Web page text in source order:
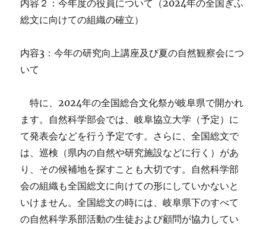
内容２：今年度の役員について（2024年の全国ぎふ
総文に向けての組織の確立）
内容3：今年の研究向上講座及び夏の自然観察会につ
いて
特に、2024年の全国総合文化祭が岐阜県で開かれ
ます。自然科学部会では、岐阜協立大学（予定）に
て発表会などを行う予定です。さらに、全国総文で
は、巡検（県内の自然や研究施設などに行く）があ
り、その候補地を探すことも大切です。自然科学部
会の組織も全国総文に向けての形にしていかないと
いけません。全国総文の時には、岐阜県下のすべて
の自然科学系部活動の生徒および顧問が協力してい